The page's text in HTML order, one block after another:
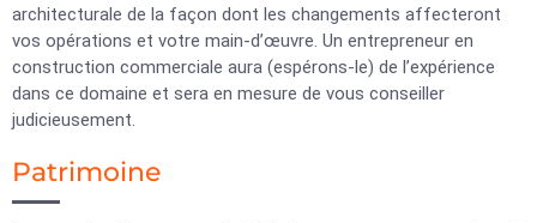
architecturale de la façon dont les changements affecteront
vos opérations et votre main-d’œuvre. Un entrepreneur en
construction commerciale aura (espérons-le) de l’expérience
dans ce domaine et sera en mesure de vous conseiller
judicieusement.
Patrimoine